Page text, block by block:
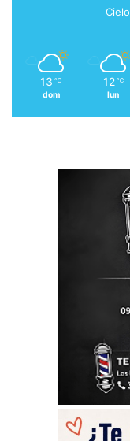
13 ℃
dom
12 ℃
lun